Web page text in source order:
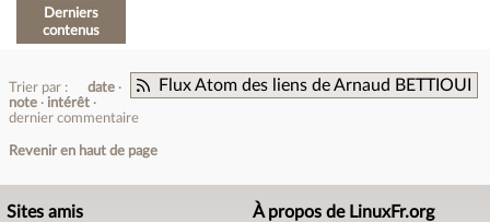
Derniers
contenus
Flux Atom des liens de Arnaud BETTIOUI
Trier par :
date
note
intérêt
dernier commentaire
Revenir en haut de page
Sites amis À propos de LinuxFr.org